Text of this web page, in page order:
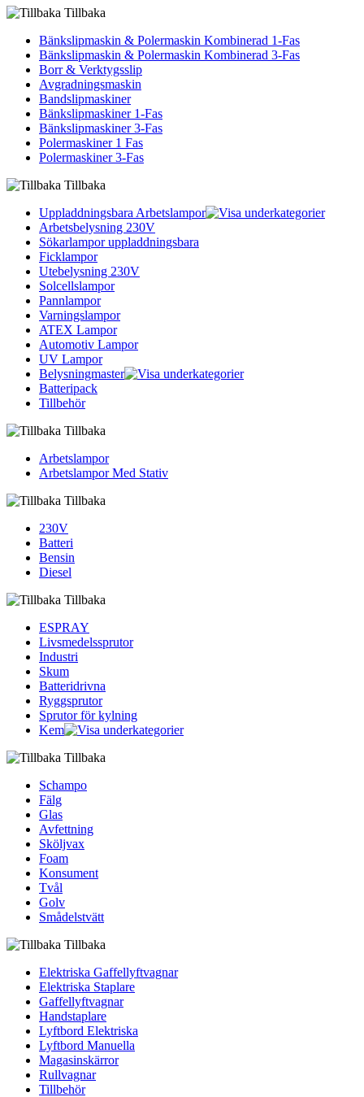
Tillbaka
Bänkslipmaskin & Polermaskin Kombinerad 1-Fas
Bänkslipmaskin & Polermaskin Kombinerad 3-Fas
Borr & Verktygsslip
Avgradningsmaskin
Bandslipmaskiner
Bänkslipmaskiner 1-Fas
Bänkslipmaskiner 3-Fas
Polermaskiner 1 Fas
Polermaskiner 3-Fas
Tillbaka
Uppladdningsbara Arbetslampor
Arbetsbelysning 230V
Sökarlampor uppladdningsbara
Ficklampor
Utebelysning 230V
Solcellslampor
Pannlampor
Varningslampor
ATEX Lampor
Automotiv Lampor
UV Lampor
Belysningmaster
Batteripack
Tillbehör
Tillbaka
Arbetslampor
Arbetslampor Med Stativ
Tillbaka
230V
Batteri
Bensin
Diesel
Tillbaka
ESPRAY
Livsmedelssprutor
Industri
Skum
Batteridrivna
Ryggsprutor
Sprutor för kylning
Kem
Tillbaka
Schampo
Fälg
Glas
Avfettning
Sköljvax
Foam
Konsument
Tvål
Golv
Smådelstvätt
Tillbaka
Elektriska Gaffellyftvagnar
Elektriska Staplare
Gaffellyftvagnar
Handstaplare
Lyftbord Elektriska
Lyftbord Manuella
Magasinskärror
Rullvagnar
Tillbehör